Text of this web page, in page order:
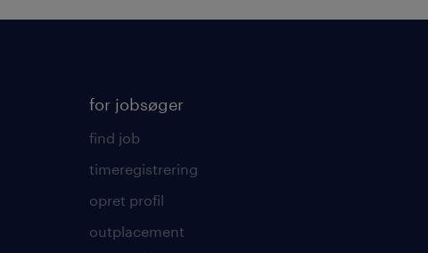
for jobsøger
find job
timeregistrering
opret profil
outplacement